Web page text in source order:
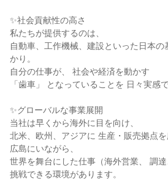
✨社会貢献性の高さ
私たちが提供するのは、
自動車、工作機械、建設といった日本
かり。
自分の仕事が、 社会や経済を動かす
「歯車」 となっていることを 日々実感
✨グローバルな事業展開
当社は早くから海外に目を向け、
北米、欧州、アジアに 生産・販売拠点を
広島にいながら、
世界を舞台にした仕事（海外営業、 調
挑戦できる環境があります。